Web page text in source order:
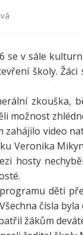
se v sále
školy.
zkouška,
možnost
video
Veronika
hosty
děti
čísla
žákům